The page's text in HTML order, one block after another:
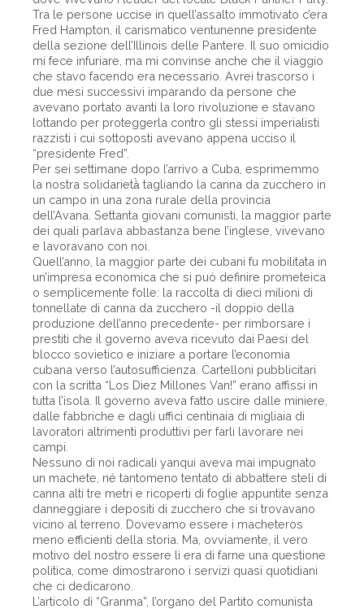
Tra le persone uccise in quell’assalto immotivato c’era
Fred Hampton, il carismatico ventunenne presidente
della sezione dell’Illinois delle Pantere. Il suo omicidio
mi fece infuriare, ma mi convinse anche che il viaggio
che stavo facendo era necessario. Avrei trascorso i
due mesi successivi imparando da persone che
avevano portato avanti la loro rivoluzione e stavano
lottando per proteggerla contro gli stessi imperialisti
razzisti i cui sottoposti avevano appena ucciso il
“presidente Fred”.
Per sei settimane dopo l’arrivo a Cuba, esprimemmo
la nostra solidarietà̀ tagliando la canna da zucchero in
un campo in una zona rurale della provincia
dell’Avana. Settanta giovani comunisti, la maggior parte
dei quali parlava abbastanza bene l’inglese, vivevano
e lavoravano con noi.
Quell’anno, la maggior parte dei cubani fu mobilitata in
un’impresa economica che si può definire prometeica
o semplicemente folle: la raccolta di dieci milioni di
tonnellate di canna da zucchero -il doppio della
produzione dell’anno precedente- per rimborsare i
prestiti che il governo aveva ricevuto dai Paesi del
blocco sovietico e iniziare a portare l’economia
cubana verso l’autosufficienza. Cartelloni pubblicitari
con la scritta “Los Diez Millones Van!” erano affissi in
tutta l’isola. Il governo aveva fatto uscire dalle miniere,
dalle fabbriche e dagli uffici centinaia di migliaia di
lavoratori altrimenti produttivi per farli lavorare nei
campi.
Nessuno di noi radicali yanqui aveva mai impugnato
un machete, né tantomeno tentato di abbattere steli di
canna alti tre metri e ricoperti di foglie appuntite senza
danneggiare i depositi di zucchero che si trovavano
vicino al terreno. Dovevamo essere i macheteros
meno efficienti della storia. Ma, ovviamente, il vero
motivo del nostro essere lì era di farne una questione
politica, come dimostrarono i servizi quasi quotidiani
che ci dedicarono.
L’articolo di “Granma”, l’organo del Partito comunista